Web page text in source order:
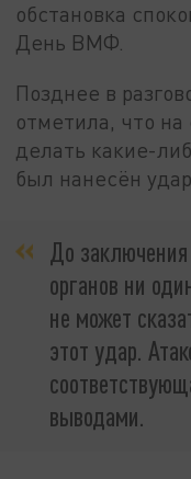
обстановка
День ВМФ.
Позднее в
отметила, что
делать какие-
был нанесён удар.
До
органов ни
не может
этот удар.
выводами.